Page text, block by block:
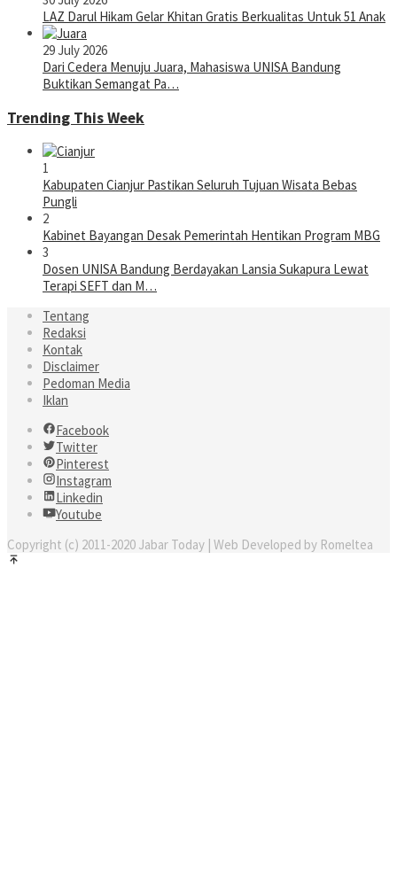
LAZ Darul Hikam Gelar Khitan Gratis Berkualitas Untuk 51 Anak
29 July 2026
Dari Cedera Menuju Juara, Mahasiswa UNISA Bandung
Buktikan Semangat Pa…
Trending This Week
1
Kabupaten Cianjur Pastikan Seluruh Tujuan Wisata Bebas
Pungli
2
Kabinet Bayangan Desak Pemerintah Hentikan Program MBG
3
Dosen UNISA Bandung Berdayakan Lansia Sukapura Lewat
Terapi SEFT dan M…
Tentang
Redaksi
Kontak
Disclaimer
Pedoman Media
Iklan
Facebook
Twitter
Pinterest
Instagram
Linkedin
Youtube
Copyright (c) 2011-2020 Jabar Today | Web Developed by Romeltea